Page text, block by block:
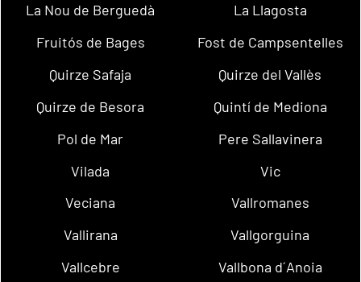
La Nou de Berguedà
La Llagosta
Fruitós de Bages
Fost de Campsentelles
Quirze Safaja
Quirze del Vallès
Quirze de Besora
Quintí de Mediona
Pol de Mar
Pere Sallavinera
Vilada
Vic
Veciana
Vallromanes
Vallirana
Vallgorguina
Vallcebre
Vallbona d´Anoia